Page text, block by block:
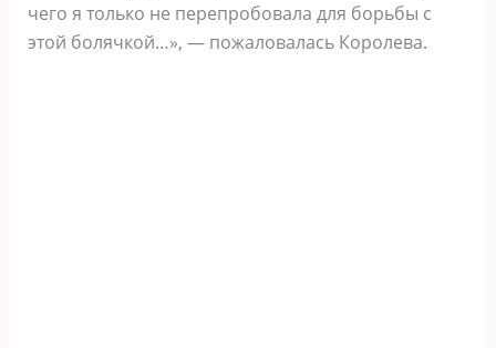
чего я только не перепробовала для борьбы с
этой болячкой…», — пожаловалась Королева.